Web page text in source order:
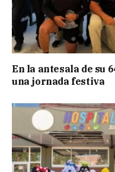
En la antesala de su
una jornada festiva